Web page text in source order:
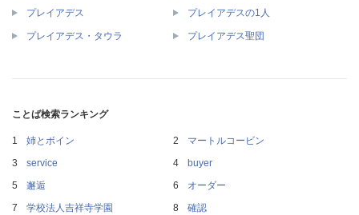
プレイアデス プレイアデスの1人
プレイアデス・タウラ プレイアデス聖団
ことば検索ランキング
姉とボイン
マートルコービン
service
buyer
邂逅
オーダー
学校法人吉祥寺学園
確認